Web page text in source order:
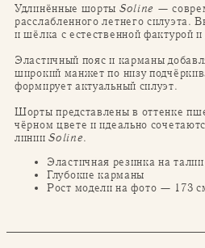
Удлинённые шорты Soline —
расслабленного летнего силуэта.
и шёлка с естественной фактурой
Эластичный пояс и карманы
широкий манжет по низу
формирует актуальный силуэт.
Шорты представлены в оттенке
чёрном цвете и идеально
линииSoline.
Эластичная резинка на талии
Глубокие карманы
Рост модели на фото — 173